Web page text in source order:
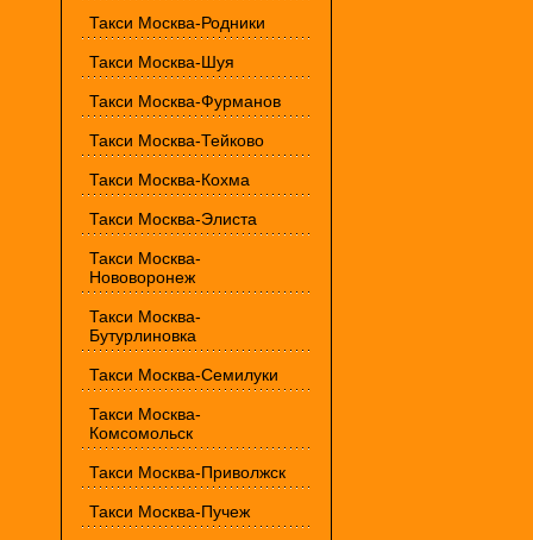
Такси Москва-Родники
Такси Москва-Шуя
Такси Москва-Фурманов
Такси Москва-Тейково
Такси Москва-Кохма
Такси Москва-Элиста
Такси Москва-
Нововоронеж
Такси Москва-
Бутурлиновка
Такси Москва-Семилуки
Такси Москва-
Комсомольск
Такси Москва-Приволжск
Такси Москва-Пучеж